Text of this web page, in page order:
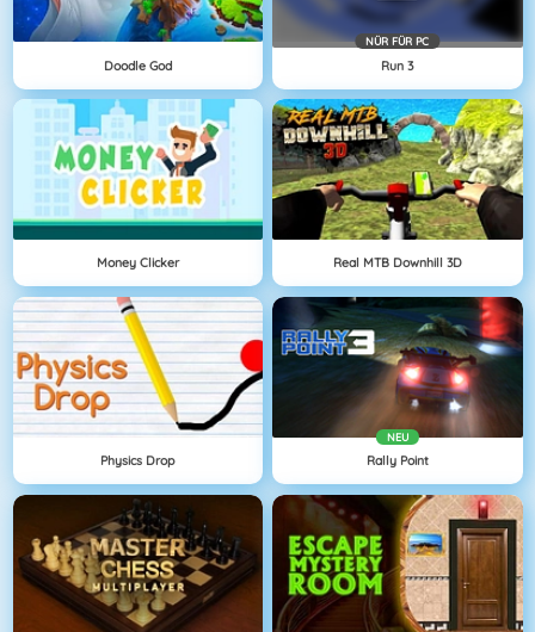
Doodle God
NÜR FÜR PC
Run 3
Money Clicker Real MTB Downhill 3D
Physics Drop
NEU
Rally Point